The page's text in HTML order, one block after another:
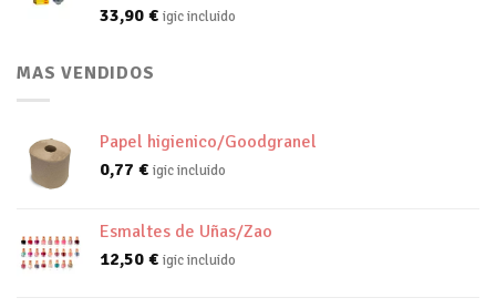
33,90 € igic incluido
MAS VENDIDOS
Papel higienico/Goodgranel
0,77 € igic incluido
Esmaltes de Uñas/Zao
12,50 € igic incluido